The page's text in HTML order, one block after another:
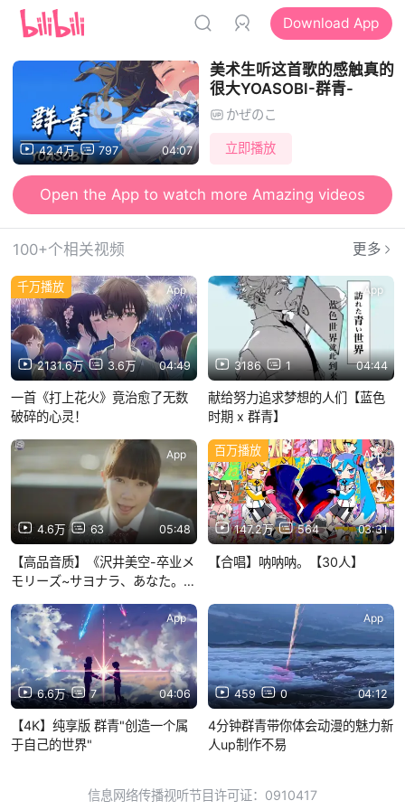
Download App
42.4万 797 04:07
美术生听这首歌的感触真的
很大YOASOBI-群青-
かぜのこ
立即播放
Open the App to watch more Amazing videos
100+个相关视频 更多
2131.6万 3.6万 04:49
千万播放 App
一首《打上花火》竟治愈了无数
破碎的心灵！
3186 1 04:44
App
献给努力追求梦想的人们【蓝色
时期 x 群青】
4.6万 63 05:48
App
【高品音质】《沢井美空-卒业メ
モリーズ~サヨナラ、あなた。
你）》纯享版
147.2万 564 03:31
百万播放 App
【合唱】呐呐呐。【30人】
6.6万 7 04:06
App
【4K】纯享版 群青"创造一个属
于自己的世界"
459 0 04:12
App
4分钟群青带你体会动漫的魅力新
人up制作不易
信息网络传播视听节目许可证：0910417